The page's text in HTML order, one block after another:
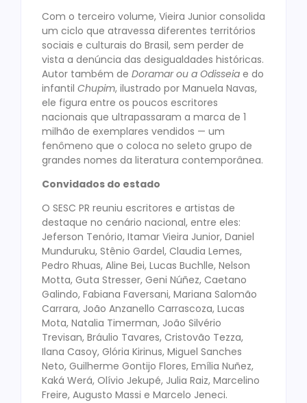
Com o terceiro volume, Vieira Junior consolida
um ciclo que atravessa diferentes territórios
sociais e culturais do Brasil, sem perder de
vista a denúncia das desigualdades históricas.
Autor também de Doramar ou a Odisseia e do
infantil Chupim, ilustrado por Manuela Navas,
ele figura entre os poucos escritores
nacionais que ultrapassaram a marca de 1
milhão de exemplares vendidos — um
fenômeno que o coloca no seleto grupo de
grandes nomes da literatura contemporânea.
Convidados do estado
O SESC PR reuniu escritores e artistas de
destaque no cenário nacional, entre eles:
Jeferson Tenório, Itamar Vieira Junior, Daniel
Munduruku, Stênio Gardel, Claudia Lemes,
Pedro Rhuas, Aline Bei, Lucas Buchlle, Nelson
Motta, Guta Stresser, Geni Núñez, Caetano
Galindo, Fabiana Faversani, Mariana Salomão
Carrara, João Anzanello Carrascoza, Lucas
Mota, Natalia Timerman, João Silvério
Trevisan, Bráulio Tavares, Cristovão Tezza,
Ilana Casoy, Glória Kirinus, Miguel Sanches
Neto, Guilherme Gontijo Flores, Emília Nuñez,
Kaká Werá, Olívio Jekupé, Julia Raiz, Marcelino
Freire, Augusto Massi e Marcelo Jeneci.